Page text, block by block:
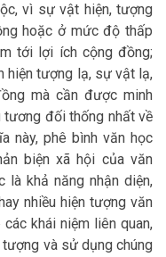
vì sự vật hiện, tượng
hoặc ở mức độ thấp
tới lợi ích cộng đồng;
hiện tượng lạ, sự vật lạ,
mà cần được minh
đối thống nhất về
này, phê bình văn học
biện xã hội của văn
là khả năng nhận diện,
nhiều hiện tượng văn
khái niệm liên quan,
và sử dụng chúng